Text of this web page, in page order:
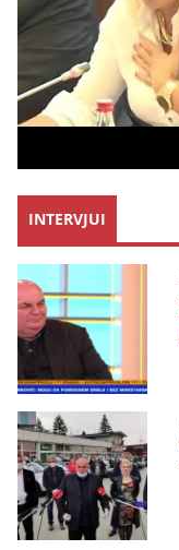
INTERVJUI